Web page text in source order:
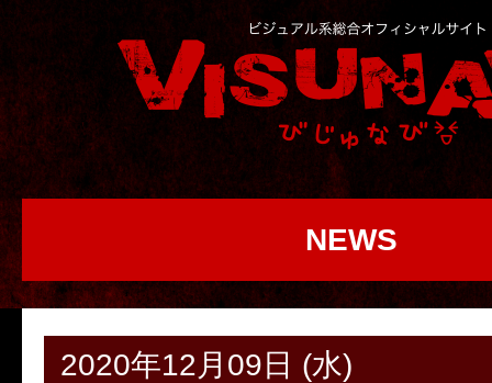
NEWS
2020年12月09日 (水)